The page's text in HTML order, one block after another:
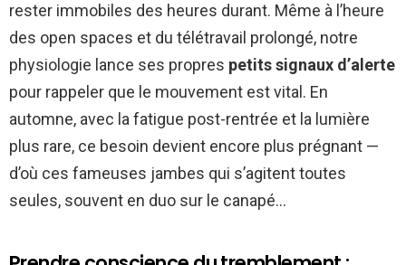
rester immobiles des heures durant. Même à l’heure
des open spaces et du télétravail prolongé, notre
physiologie lance ses propres petits signaux d’alerte
pour rappeler que le mouvement est vital. En
automne, avec la fatigue post-rentrée et la lumière
plus rare, ce besoin devient encore plus prégnant —
d’où ces fameuses jambes qui s’agitent toutes
seules, souvent en duo sur le canapé…